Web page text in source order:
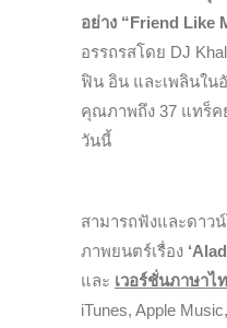
อย่าง “Friend Like
อรรถรสโดย DJ
ฟิน อิน และเพลินใน
คุณภาพถึง 37 แทร็ค
วันนี้
สามารถฟังและดาว
ภาพยนตร์เรื่อง
และ เวอร์ชั่นภาษาไ
iTunes, Apple